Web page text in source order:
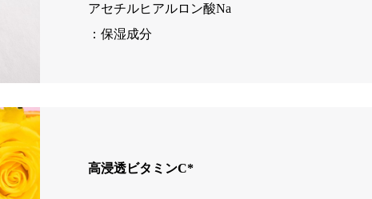
アセチルヒアルロン酸Na
：保湿成分
高浸透ビタミンC*